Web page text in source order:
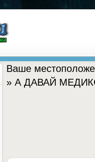
Ваше
» А ДАВАЙ